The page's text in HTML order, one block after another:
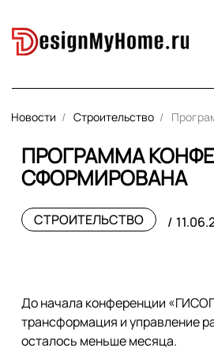
Новости Строительство
ПРОГРАММА
СФОРМИРОВАНА
СТРОИТЕЛЬСТВО
До начала конференции
трансформация и управление
осталось меньше месяца.